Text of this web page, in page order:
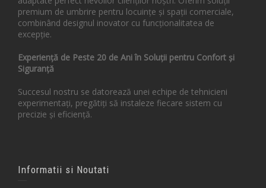
premium de umbrire pentru locuințe și spații comerciale,
combinând designul inovator cu funcționalitatea de
excepție.
Experiență de Peste 20 de Ani în Soluții pentru Confort și
Siguranță
Succesul nostru se datorează unei echipe de tehnicieni
experimentați, pregătiți să instaleze fiecare sistem cu
precizie și eficiență.
Informatii si Noutati